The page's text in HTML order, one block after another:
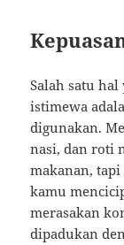
Salah satu
istimewa
digunakan.
nasi, dan roti
makanan,
kamu
merasakan
dipadukan